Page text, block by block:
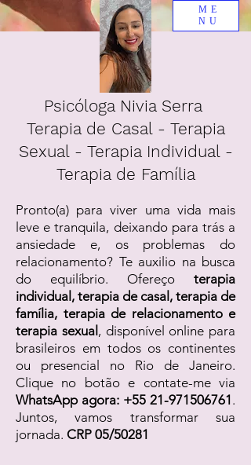
Psicóloga Nivia Serra
Terapia de Casal - Terapia
Sexual - Terapia Individual -
Terapia de Família
Pronto(a) para viver uma vida mais
leve e tranquila, deixando para trás a
ansiedade e, os problemas do
relacionamento? Te auxilio na busca
do equilíbrio. Ofereço terapia
individual, terapia de casal, terapia de
família, terapia de relacionamento e
terapia sexual , disponível online para
brasileiros em todos os continentes
ou presencial no Rio de Janeiro.
Clique no botão e contate-me via
WhatsApp agora: +55 21-971506761 .
Juntos, vamos transformar sua
jornada. CRP 05/50281
ME
NU